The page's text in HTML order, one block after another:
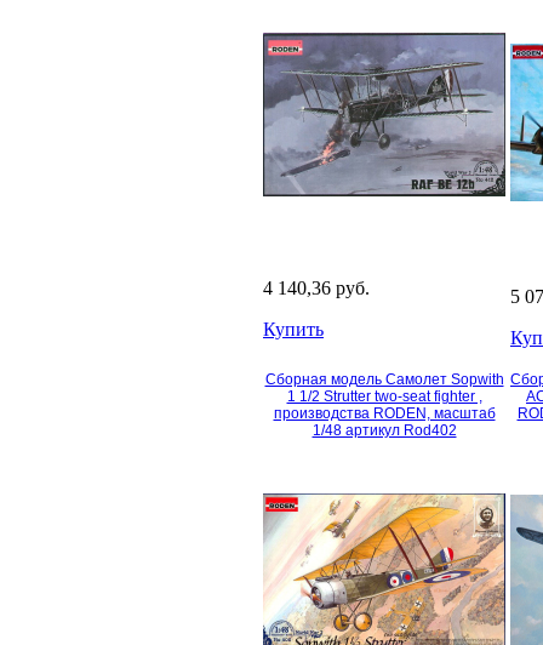
4 140,36 руб.
Купить
5
Сборная модель Самолет Sopwith
1 1/2 Strutter two-seat fighter ,
производства RODEN, масштаб
1/48 артикул Rod402